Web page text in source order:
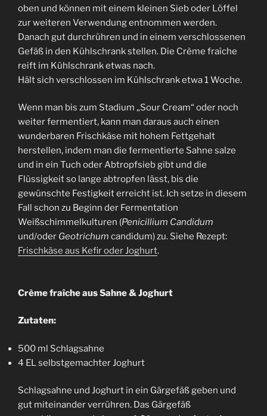
oben und können mit einem kleinen Sieb oder Löffel
zur weiteren Verwendung entnommen werden.
Danach gut durchrühren und in einem verschlossenen
Gefäß in den Kühlschrank stellen. Die Crème fraîche
reift im Kühlschrank etwas nach.
Hält sich verschlossen im Kühlschrank etwa 1 Woche.
Wenn man bis zum Stadium „Sour Cream“ oder noch
weiter fermentiert, kann man daraus auch einen
wunderbaren Frischkäse mit hohem Fettgehalt
herstellen, indem man die fermentierte Sahne salze
und in ein Tuch oder Abtropfsieb gibt und die
Flüssigkeit so lange abtropfen lässt, bis die
gewünschte Festigkeit erreicht ist. Ich setze in diesem
Fall schon zu Beginn der Fermentation
Weißschimmelkulturen (Penicillium Candidum
und/oder Geotrichum candidum) zu. Siehe Rezept:
Frischkäse aus Kefir oder Joghurt.
Crème fraîche aus Sahne & Joghurt
Zutaten:
500 ml Schlagsahne
4 EL selbstgemachter Joghurt
Schlagsahne und Joghurt in ein Gärgefäß geben und
gut miteinander verrühren. Das Gärgefäß